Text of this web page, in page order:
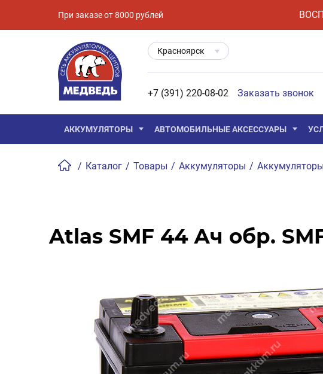
При заказе от 8000 рублей
Красноярск
+7 (391) 220-08-02 Заказать звонок
АККУМУЛЯТОРЫ АВТОМОБИЛЬНЫЕ АКСЕССУАРЫ
/ Каталог / Товары / Аккумуляторы /
Atlas SMF 44 Ач обр.